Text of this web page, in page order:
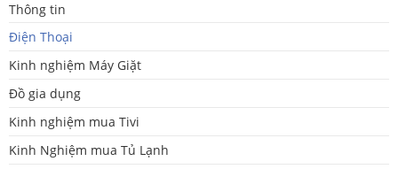
Thông tin
Điện Thoại
Kinh nghiệm Máy Giặt
Đồ gia dụng
Kinh nghiệm mua Tivi
Kinh Nghiệm mua Tủ Lạnh